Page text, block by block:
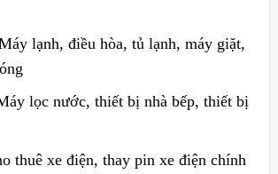
lạnh, điều hòa, tủ lạnh, máy giặt,
lọc nước, thiết bị nhà bếp, thiết bị
thuê xe điện, thay pin xe điện chính